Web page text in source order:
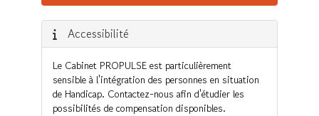
Accessibilité
Le Cabinet PROPULSE est particulièrement
sensible à l'intégration des personnes en situation
de Handicap. Contactez-nous afin d'étudier les
possibilités de compensation disponibles.